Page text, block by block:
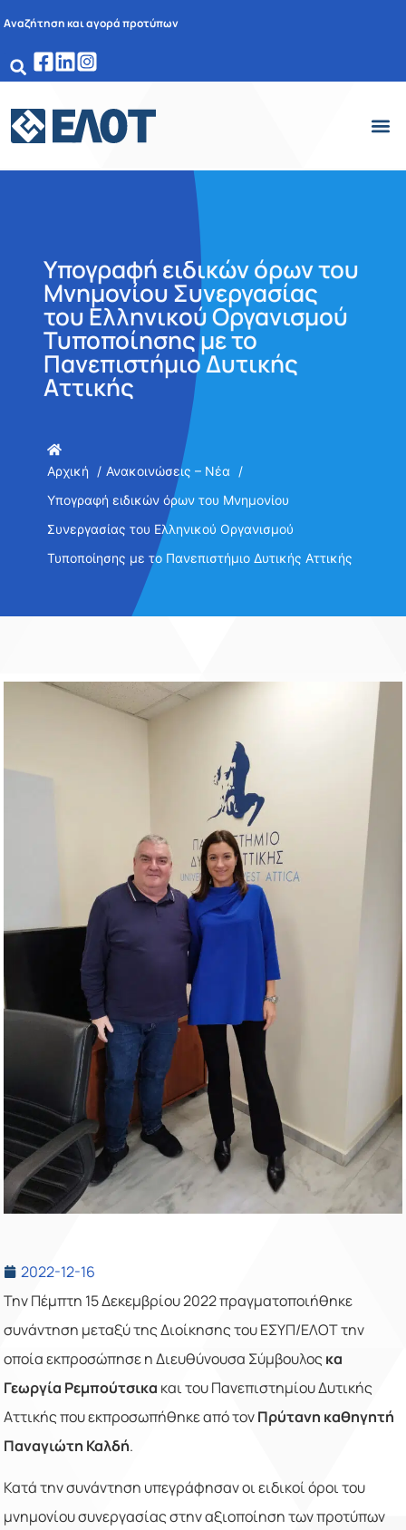
Αναζήτηση και αγορά προτύπων
Υπογραφή ειδικών όρων του
Μνημονίου Συνεργασίας
του Ελληνικού Οργανισμού
Τυποποίησης με το
Πανεπιστήμιο Δυτικής
Αττικής
Αρχική
Ανακοινώσεις – Νέα
Υπογραφή ειδικών όρων του Μνημονίου
Συνεργασίας του Ελληνικού Οργανισμού
Τυποποίησης με το Πανεπιστήμιο Δυτικής Αττικής
2022-12-16
Την Πέμπτη 15 Δεκεμβρίου 2022 πραγματοποιήθηκε
συνάντηση μεταξύ της Διοίκησης του ΕΣΥΠ/ΕΛΟΤ την
οποία εκπροσώπησε η Διευθύνουσα Σύμβουλοςκα
Γεωργία Ρεμπούτσικα και του Πανεπιστημίου Δυτικής
Αττικής που εκπροσωπήθηκε από τονΠρύτανη καθηγητή
Παναγιώτη Καλδή.
Κατά την συνάντηση υπεγράφησαν οι ειδικοί όροι του
μνημονίου συνεργασίας στην αξιοποίηση των προτύπων